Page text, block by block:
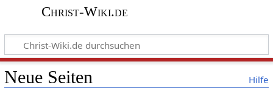
Christ-Wiki.de
Hilfe
Neue Seiten